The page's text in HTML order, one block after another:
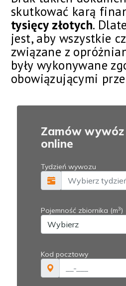
skutkować karą
tysięcy złotych.
jest, aby wszystkie
związane z
były wykonywane
obowiązującymi